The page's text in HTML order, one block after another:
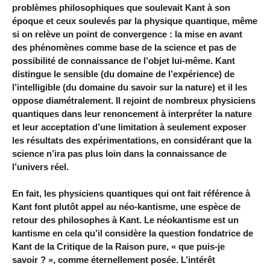
problèmes philosophiques que soulevait Kant à son
époque et ceux soulevés par la physique quantique, même
si on relève un point de convergence : la mise en avant
des phénomènes comme base de la science et pas de
possibilité de connaissance de l’objet lui-même. Kant
distingue le sensible (du domaine de l’expérience) de
l’intelligible (du domaine du savoir sur la nature) et il les
oppose diamétralement. Il rejoint de nombreux physiciens
quantiques dans leur renoncement à interpréter la nature
et leur acceptation d’une limitation à seulement exposer
les résultats des expérimentations, en considérant que la
science n’ira pas plus loin dans la connaissance de
l’univers réel.
En fait, les physiciens quantiques qui ont fait référence à
Kant font plutôt appel au néo-kantisme, une espèce de
retour des philosophes à Kant. Le néokantisme est un
kantisme en cela qu’il considère la question fondatrice de
Kant de la Critique de la Raison pure, « que puis-je
savoir ? », comme éternellement posée. L’intérêt